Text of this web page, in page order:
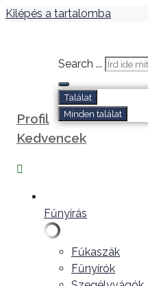
Kilépés a tartalomba
Search ...
Találat
Minden találat
Profil
Kedvencek
Fűnyírás
Fűkaszák
Fűnyírók